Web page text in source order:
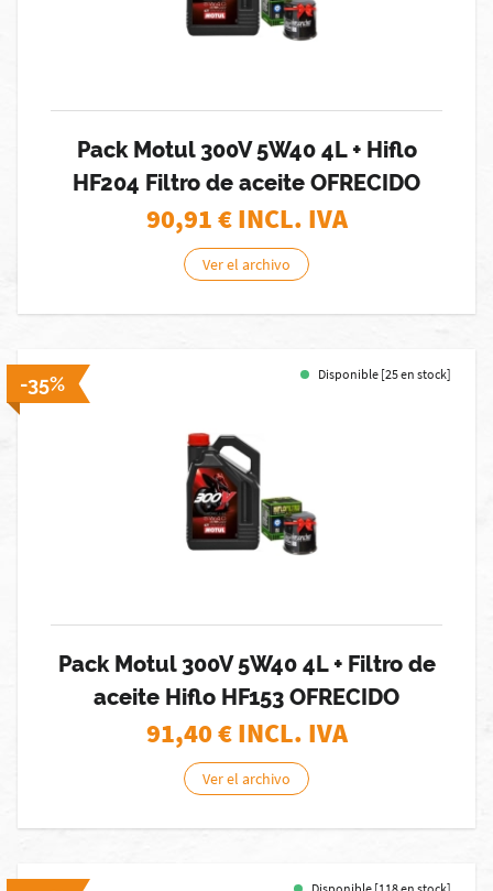
Pack Motul 300V 5W40 4L + Hiflo
HF204 Filtro de aceite OFRECIDO
90,91€ INCL. IVA
Ver el archivo
-35% Disponible [25 en stock]
Pack Motul 300V 5W40 4L + Filtro de
aceite Hiflo HF153 OFRECIDO
91,40€ INCL. IVA
Ver el archivo